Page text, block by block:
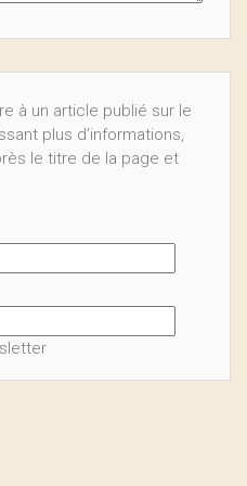
à un article publié sur le
plus d’informations,
le titre de la page et